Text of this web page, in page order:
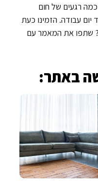
רגעים של חום
יום עבודה. הזמינו כעת
שתפו את המאמר עם
באתר: